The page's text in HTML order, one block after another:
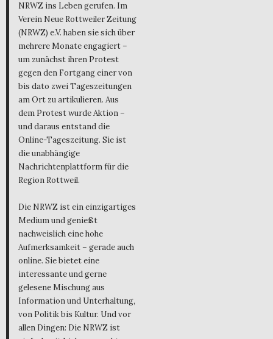
NRWZ ins Leben gerufen. Im
Verein Neue Rottweiler Zeitung
(NRWZ) e.V. haben sie sich über
mehrere Monate engagiert –
um zunächst ihren Protest
gegen den Fortgang einer von
bis dato zwei Tageszeitungen
am Ort zu artikulieren. Aus
dem Protest wurde Aktion –
und daraus entstand die
Online-Tageszeitung. Sie ist
die unabhängige
Nachrichtenplattform für die
Region Rottweil.
Die NRWZ ist ein einzigartiges
Medium und genießt
nachweislich eine hohe
Aufmerksamkeit – gerade auch
online. Sie bietet eine
interessante und gerne
gelesene Mischung aus
Information und Unterhaltung,
von Politik bis Kultur. Und vor
allen Dingen: Die NRWZ ist